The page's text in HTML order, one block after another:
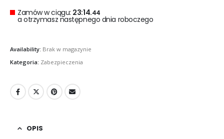
Zamów w ciągu: 23:14.44
a otrzymasz następnego dnia roboczego
Availability: Brak w magazynie
Kategoria: Zabezpieczenia
OPIS